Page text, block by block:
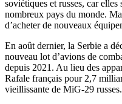
soviétiques et russes, car
nombreux pays du monde.
d’acheter de nouveaux
En août dernier, la Serbie a
nouveau lot d’avions de
depuis 2021. Au lieu des
Rafale français pour 2,7
vieillissante de MiG-29 russes.